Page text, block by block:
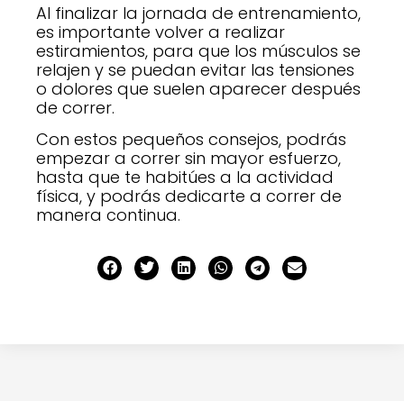
Al finalizar la jornada de entrenamiento,
es importante volver a realizar
estiramientos, para que los músculos se
relajen y se puedan evitar las tensiones
o dolores que suelen aparecer después
de correr.
Con estos pequeños consejos, podrás
empezar a correr sin mayor esfuerzo,
hasta que te habitúes a la actividad
física, y podrás dedicarte a correr de
manera continua.